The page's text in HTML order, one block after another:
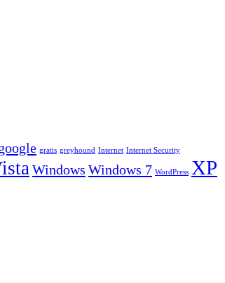
gratis greyhound Internet Internet Security
Windows Windows 7 WordPress XP